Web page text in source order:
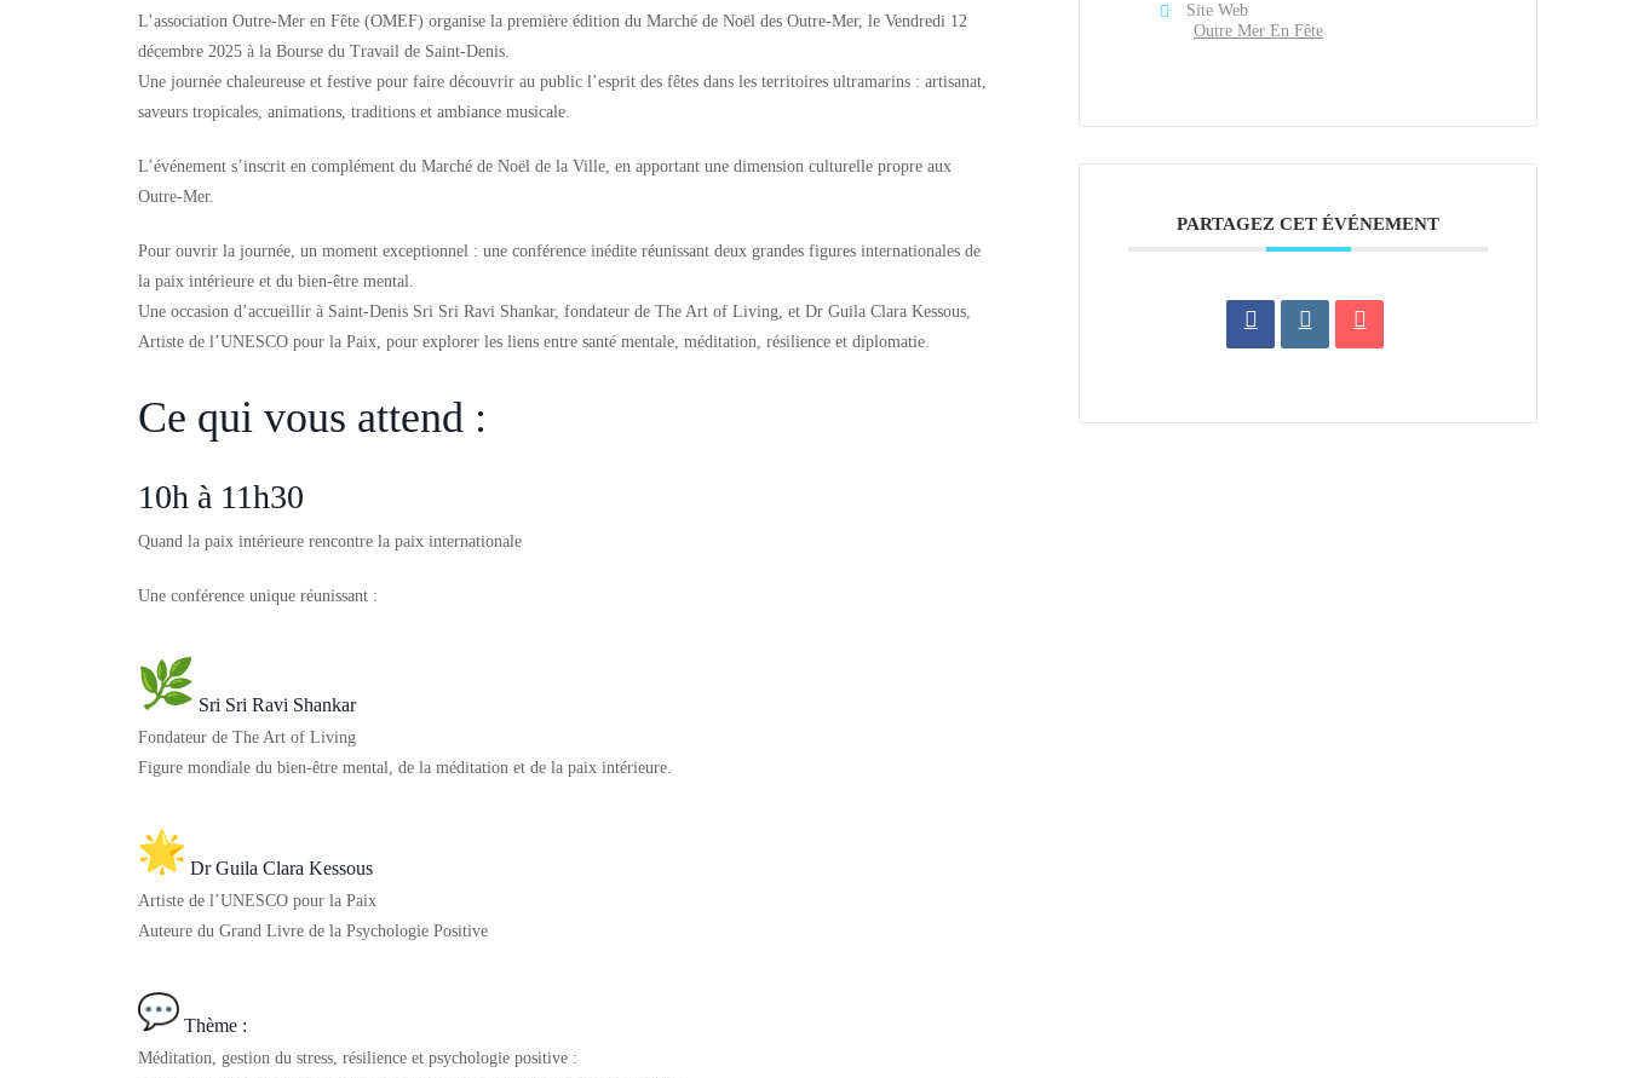
L’association Outre-Mer en Fête (OMEF) organise la première édition du Marché de Noël des Outre-Mer, le Vendredi 12
décembre 2025 à la Bourse du Travail de Saint-Denis
Une journée chaleureuse et festive pour faire découvrir au public l’esprit des fêtes dans les territoires ultramarins : artisanat,
saveurs tropicales, animations, traditions et ambiance musicale.
L’événement s’inscrit en complément du Marché de Noël de la Ville, en apportant une dimension culturelle propre aux
Outre-Mer.
Pour ouvrir la journée, un moment exceptionnel : une conférence inédite réunissant deux grandes figures internationales de
la paix intérieure et du bien-être mental.
Une occasion d’accueillir à Saint-Denis Sri Sri Ravi Shankar, fondateur de The Art of Living , et Dr Guila Clara Kessous
Artiste de l’UNESCO pour la Paix, pour explorer les liens entre santé mentale, méditation, résilience et diplomatie
Ce qui vous attend :
10h à 11h30
Quand la paix intérieure rencontre la paix internationale
Une conférence unique réunissant :
Sri Sri Ravi Shankar
Fondateur de The Art of Living
Figure mondiale du bien-être mental, de la méditation et de la paix intérieure.
Dr Guila Clara Kessous
Artiste de l’UNESCO pour la Paix
Auteure du Grand Livre de la Psychologie Positive
Thème :
Méditation, gestion du stress, résilience et psychologie positive :
Site Web
Outre Mer En Fête
PARTAGEZ CET ÉVÉNEMENT